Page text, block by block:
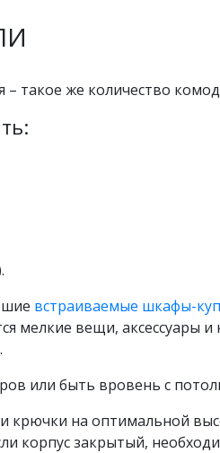
такое же количество
встраиваемые шкафы-
вещи, аксессуары и
или быть вровень с
крючки на оптимальной
корпус закрытый,